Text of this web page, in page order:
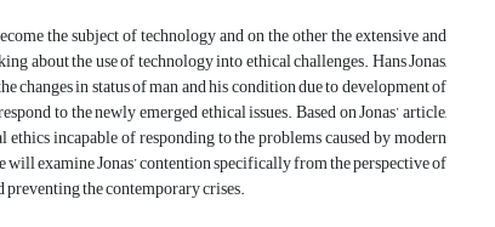
the subject of technology and on the other the extensive and
about the use of technology into ethical challenges. Hans Jonas,
changes in status of man and his condition due to development of
to the newly emerged ethical issues. Based on Jonas’ article,
incapable of responding to the problems caused by modern
examine Jonas’ contention specifically from the perspective of
the contemporary crises.